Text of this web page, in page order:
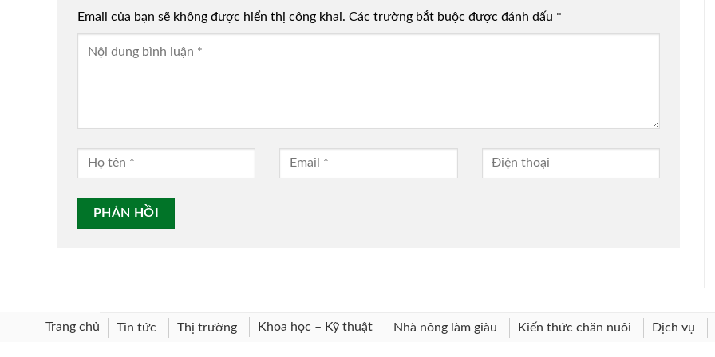
Email của bạn sẽ không được hiển thị công khai. Các trường bắt buộc được đánh dấu *
Alternative:
Trang chủ Tin tức Thị trường Khoa học – Kỹ thuật Nhà nông làm giàu Kiến thức chăn nuôi Dịch vụ